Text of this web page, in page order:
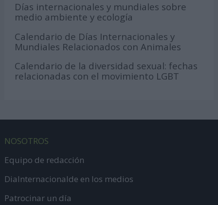
Días internacionales y mundiales sobre
medio ambiente y ecología
Calendario de Días Internacionales y
Mundiales Relacionados con Animales
Calendario de la diversidad sexual: fechas
relacionadas con el movimiento LGBT
NOSOTROS
Equipo de redacción
DiaInternacionalde en los medios
Patrocinar un día